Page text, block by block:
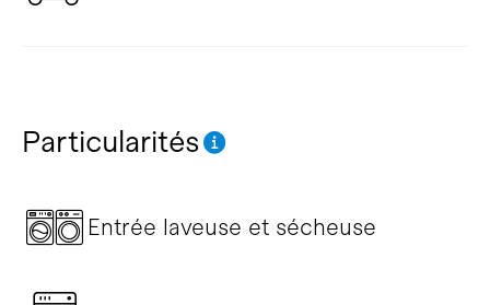
Particularités
Entrée laveuse et sécheuse